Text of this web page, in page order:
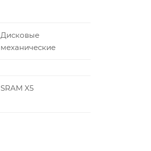
Дисковые
механические
SRAM X5